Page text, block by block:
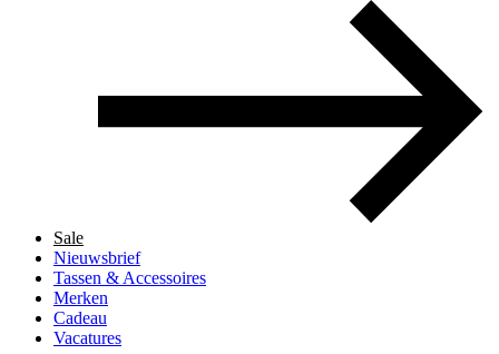
Sale
Nieuwsbrief
Tassen & Accessoires
Merken
Cadeau
Vacatures